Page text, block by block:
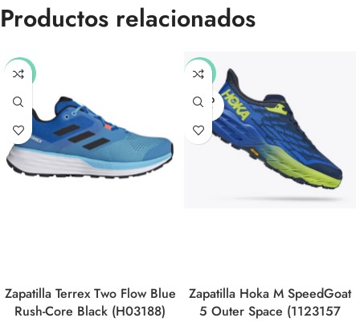
Productos relacionados
-51%
Zapatilla Terrex Two Flow Blue
Rush-Core Black (H03188)
-30%
SOLD
OUT
Zapatilla Hoka M SpeedGoat
5 Outer Space (1123157